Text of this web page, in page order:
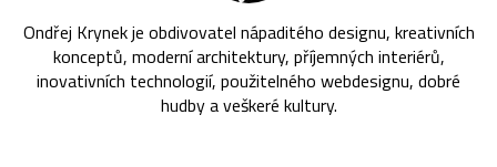
Ondřej Krynek je obdivovatel nápaditého designu, kreativních
konceptů, moderní architektury, příjemných interiérů,
inovativních technologií, použitelného webdesignu, dobré
hudby a veškeré kultury.